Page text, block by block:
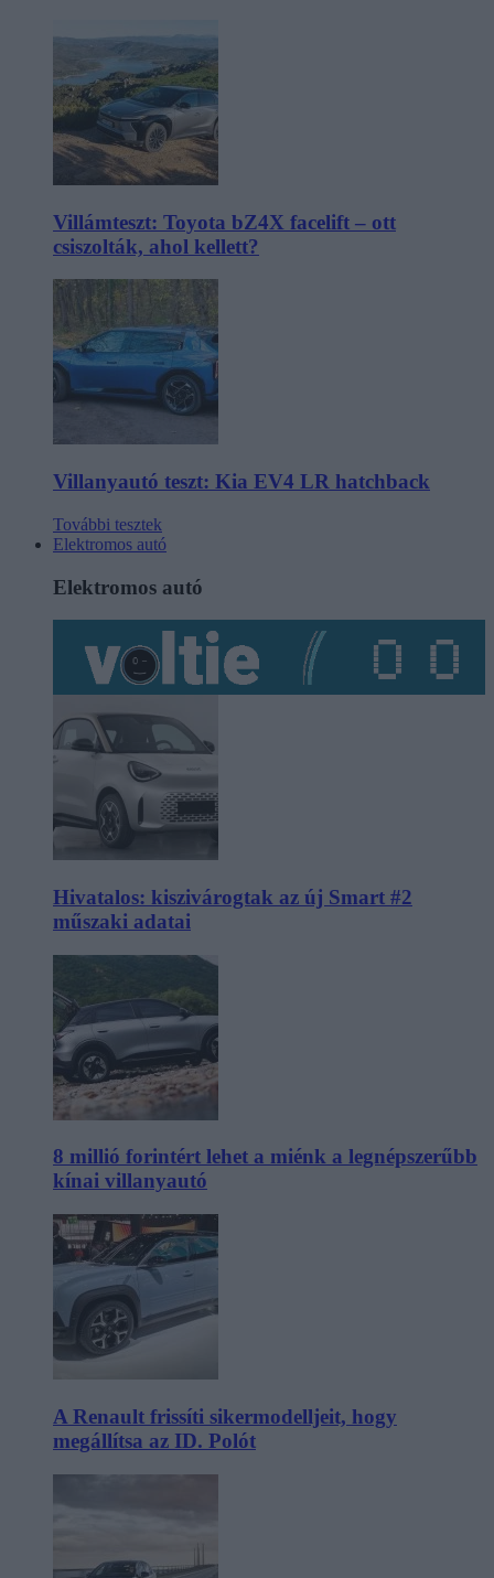
Villámteszt: Toyota bZ4X facelift – ott
csiszolták, ahol kellett?
Villanyautó teszt: Kia EV4 LR hatchback
További tesztek
Elektromos autó
Elektromos autó
Hivatalos: kiszivárogtak az új Smart #2
műszaki adatai
8 millió forintért lehet a miénk a legnépszerűbb
kínai villanyautó
A Renault frissíti sikermodelljeit, hogy
megállítsa az ID. Polót